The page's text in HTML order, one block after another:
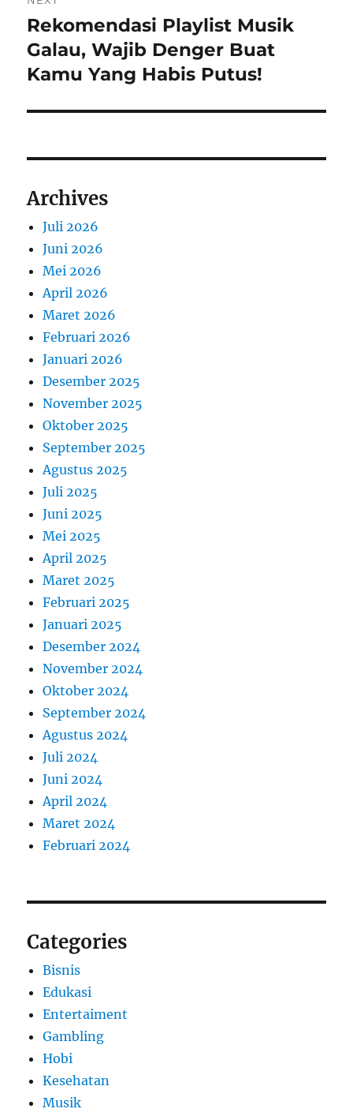
Next
post:
Rekomendasi Playlist Musik
Galau, Wajib Denger Buat
Kamu Yang Habis Putus!
Archives
Juli 2026
Juni 2026
Mei 2026
April 2026
Maret 2026
Februari 2026
Januari 2026
Desember 2025
November 2025
Oktober 2025
September 2025
Agustus 2025
Juli 2025
Juni 2025
Mei 2025
April 2025
Maret 2025
Februari 2025
Januari 2025
Desember 2024
November 2024
Oktober 2024
September 2024
Agustus 2024
Juli 2024
Juni 2024
April 2024
Maret 2024
Februari 2024
Categories
Bisnis
Edukasi
Entertaiment
Gambling
Hobi
Kesehatan
Musik